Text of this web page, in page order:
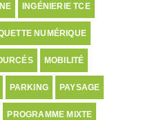
INGÉNIERIE TCE
NUMÉRIQUE
MOBILITÉ
PARKING PAYSAGE
PROGRAMME MIXTE